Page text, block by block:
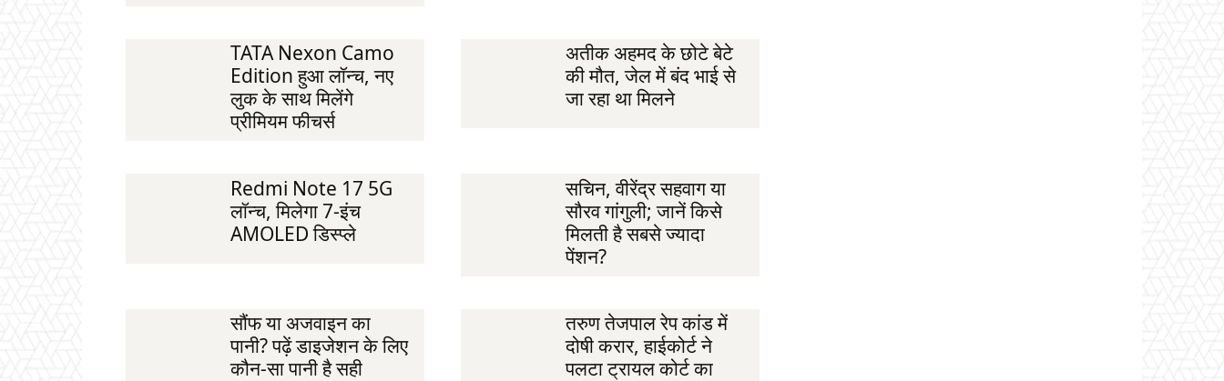
TATA Nexon Camo
Edition हुआ लॉन्च, नए
लुक के साथ मिलेंगे
प्रीमियम फीचर्स
अतीक अहमद के छोटे बेटे
की मौत, जेल में बंद भाई से
जा रहा था मिलने
Redmi Note 17 5G
लॉन्च, मिलेगा 7-इंच
AMOLED डिस्प्ले
सचिन, वीरेंद्र सहवाग या
सौरव गांगुली; जानें किसे
मिलती है सबसे ज्यादा
पेंशन?
सौंफ या अजवाइन का
पानी? पढ़ें डाइजेशन के लिए
कौन-सा पानी है सही
तरुण तेजपाल रेप कांड में
दोषी करार, हाईकोर्ट ने
पलटा ट्रायल कोर्ट का